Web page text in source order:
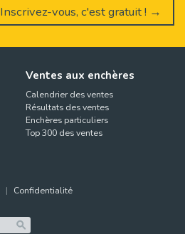
Inscrivez-vous, c'est gratuit ! →
Ventes aux enchères
Calendrier des ventes
Résultats des ventes
Enchères particuliers
Top 300 des ventes
Confidentialité